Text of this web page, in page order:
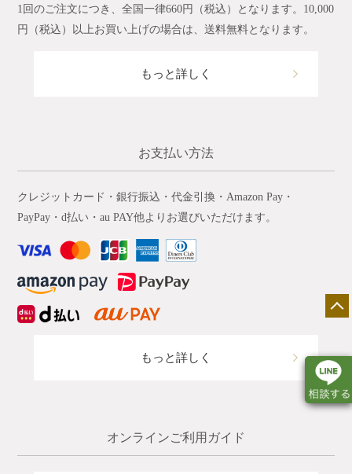
1回のご注文につき、全国一律660円（税込）となります。10,000
円（税込）以上お買い上げの場合は、送料無料となります。
もっと詳しく
お支払い方法
クレジットカード・銀行振込・代金引換・Amazon Pay・
PayPay・d払い・au PAY他よりお選びいただけます。
もっと詳しく
オンラインご利用ガイド
展示会情報